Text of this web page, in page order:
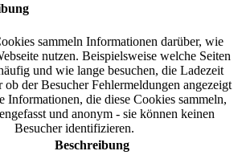
sammeln Informationen darüber, wie
nutzen. Beispielsweise welche Seiten
und wie lange besuchen, die Ladezeit
ob der Besucher Fehlermeldungen angezeigt
Informationen, die diese Cookies sammeln,
und anonym - sie können keinen
Besucher identifizieren.
Beschreibung